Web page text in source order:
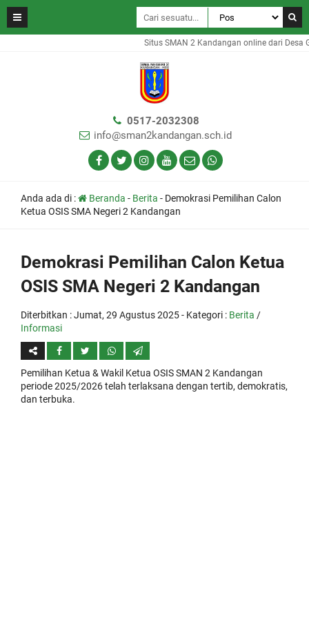
Situs SMAN 2 Kandangan online dari Desa
0517-2032308
info@sman2kandangan.sch.id
Anda ada di : Beranda - Berita - Demokrasi Pemilihan Calon
Ketua OSIS SMA Negeri 2 Kandangan
Demokrasi Pemilihan Calon Ketua
OSIS SMA Negeri 2 Kandangan
Diterbitkan :Jumat, 29 Agustus 2025- Kategori : Berita /
Informasi
Pemilihan Ketua & Wakil Ketua OSIS SMAN 2 Kandangan
periode 2025/2026 telah terlaksana dengan tertib, demokratis,
dan terbuka.